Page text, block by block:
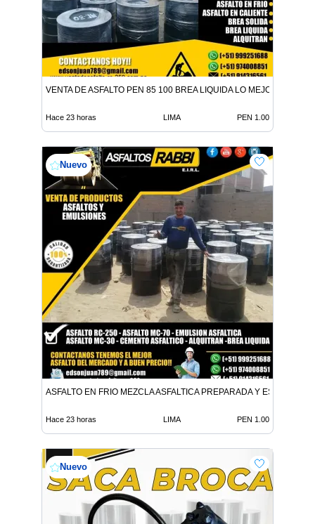
VENTA DE ASFALTO PEN 85 100 BREA LIQUIDA LO MEJOR EN ADITI
Hace 23 horas LIMA PEN 1.00
Nuevo
ASFALTO EN FRIO MEZCLA ASFALTICA PREPARADA Y
Hace 23 horas LIMA PEN 1.00
Nuevo